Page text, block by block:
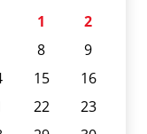
1
2
8
9
15
16
22
23